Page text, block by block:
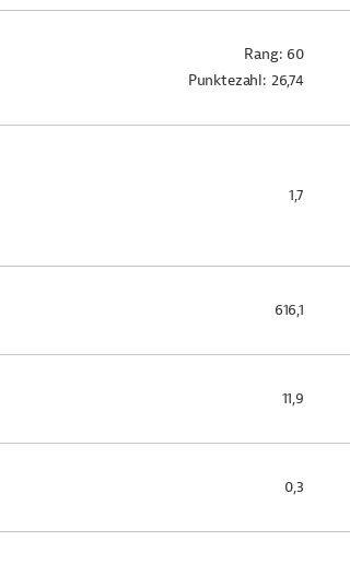
Rang: 60
Punktezahl: 26,74
1,7
616,1
11,9
0,3